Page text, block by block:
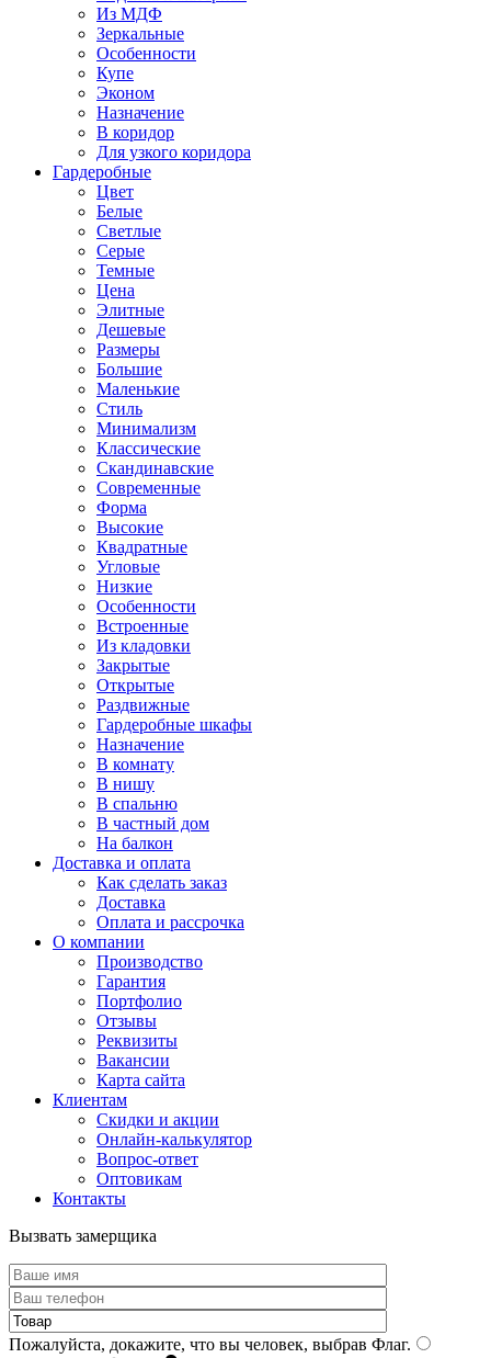
Из МДФ
Зеркальные
Особенности
Купе
Эконом
Назначение
В коридор
Для узкого коридора
Гардеробные
Цвет
Белые
Светлые
Серые
Темные
Цена
Элитные
Дешевые
Размеры
Большие
Маленькие
Стиль
Минимализм
Классические
Скандинавские
Современные
Форма
Высокие
Квадратные
Угловые
Низкие
Особенности
Встроенные
Из кладовки
Закрытые
Открытые
Раздвижные
Гардеробные шкафы
Назначение
В комнату
В нишу
В спальню
В частный дом
На балкон
Доставка и оплата
Как сделать заказ
Доставка
Оплата и рассрочка
О компании
Производство
Гарантия
Портфолио
Отзывы
Реквизиты
Вакансии
Карта сайта
Клиентам
Скидки и акции
Онлайн-калькулятор
Вопрос-ответ
Оптовикам
Контакты
Вызвать замерщика
Пожалуйста, докажите, что вы человек, выбрав Флаг.